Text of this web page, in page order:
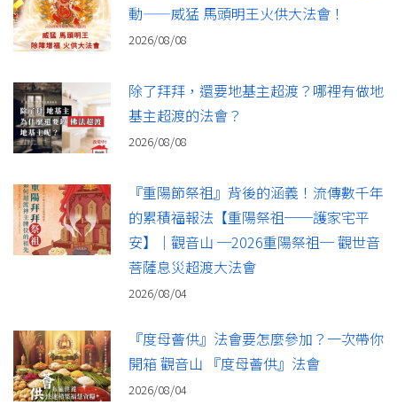
動——威猛 馬頭明王火供大法會！
2026/08/08
除了拜拜，還要地基主超渡？哪裡有做地
基主超渡的法會？
2026/08/08
『重陽節祭祖』背後的涵義！流傳數千年
的累積福報法【重陽祭祖──護家宅平
安】｜觀音山 ─2026重陽祭祖─ 觀世音
菩薩息災超渡大法會
2026/08/04
『度母薈供』法會要怎麼參加？一次帶你
開箱 觀音山 『度母薈供』法會
2026/08/04